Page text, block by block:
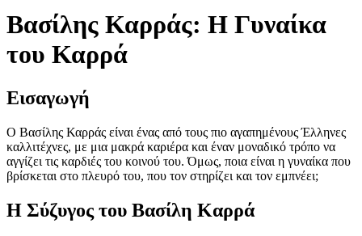
Βασίλης Καρράς: Η Γυναίκα
του Καρρά
Εισαγωγή
Ο Βασίλης Καρράς είναι ένας από τους πιο αγαπημένους Έλληνες
καλλιτέχνες, με μια μακρά καριέρα και έναν μοναδικό τρόπο να
αγγίζει τις καρδιές του κοινού του. Όμως, ποια είναι η γυναίκα που
βρίσκεται στο πλευρό του, που τον στηρίζει και τον εμπνέει;
Η Σύζυγος του Βασίλη Καρρά